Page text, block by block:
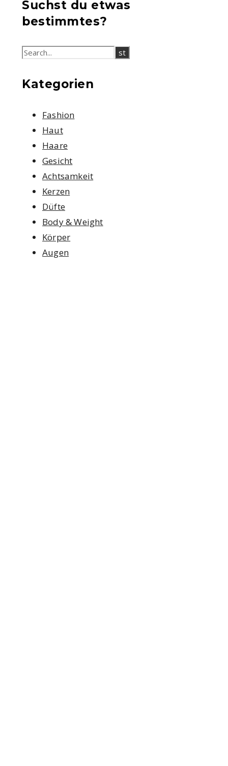
Suchst du etwas
bestimmtes?
Kategorien
Fashion
Haut
Haare
Gesicht
Achtsamkeit
Kerzen
Düfte
Body & Weight
Körper
Augen